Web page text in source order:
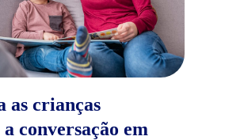
as crianças
conversação em